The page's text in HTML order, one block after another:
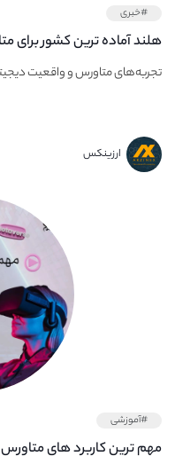
#خبری
هلند آماده ترین کشور برای
تجربه‌های متاورس و واقعیت
ارزینکس
#آموزشی
مهم ترین کاربرد های متاورس